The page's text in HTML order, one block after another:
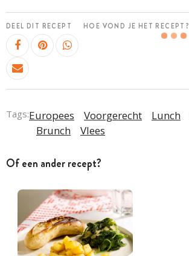
DEEL DIT RECEPT HOE VOND JE HET RECEPT?
Tags:Europees Voorgerecht Lunch
Brunch
Vlees
Of een ander recept?